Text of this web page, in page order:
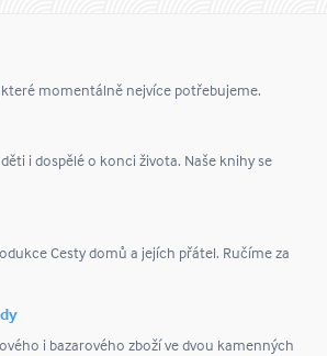
které momentálně nejvíce potřebujeme.
i dospělé o konci života. Naše knihy se
Cesty domů a jejích přátel. Ručíme za
i bazarového zboží ve dvou kamenných